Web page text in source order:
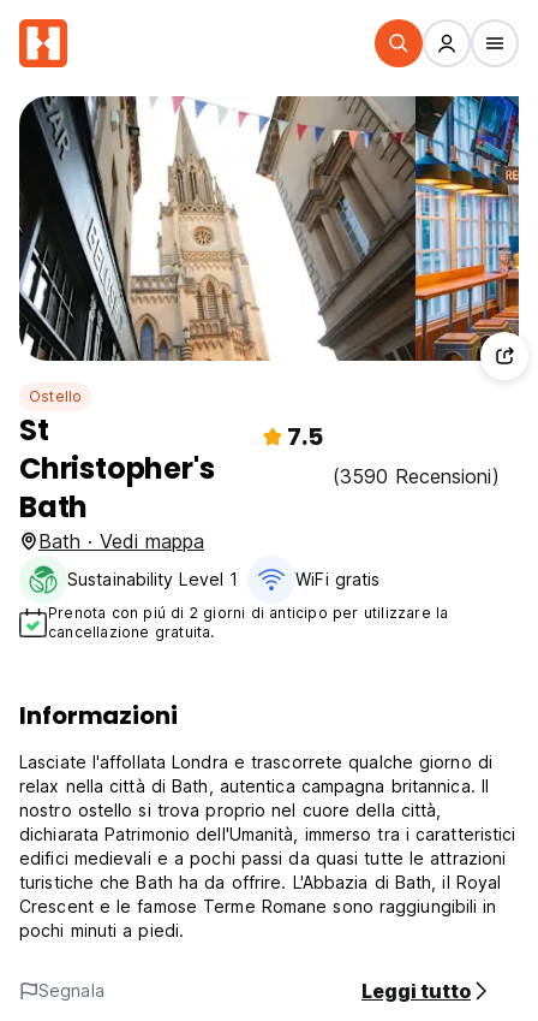
Ostello
St
Christopher's
Bath
7.5
(3590 Recensioni)
Bath · Vedi mappa
Sustainability Level 1 WiFi gratis
Prenota con piú di 2 giorni di anticipo per utilizzare la
cancellazione gratuita.
Informazioni
Lasciate l'affollata Londra e trascorrete qualche giorno di
relax nella città di Bath, autentica campagna britannica. Il
nostro ostello si trova proprio nel cuore della città,
dichiarata Patrimonio dell'Umanità, immerso tra i caratteristici
edifici medievali e a pochi passi da quasi tutte le attrazioni
turistiche che Bath ha da offrire. L'Abbazia di Bath, il Royal
Crescent e le famose Terme Romane sono raggiungibili in
pochi minuti a piedi.
Segnala Leggi tutto